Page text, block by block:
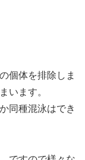
個体を排除しま
います。
同種混泳はでき